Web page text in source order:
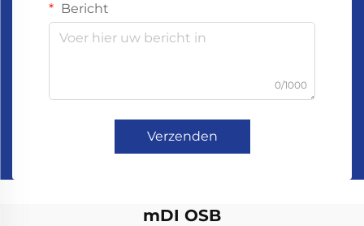
Bericht
0/1000
Verzenden
mDI OSB